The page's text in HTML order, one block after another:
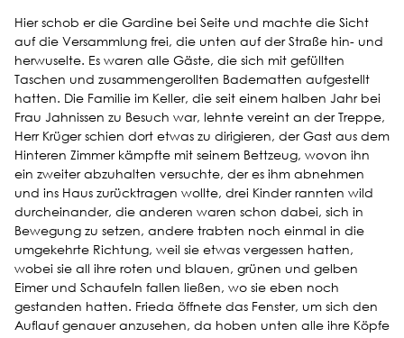
Hier schob er die Gardine bei Seite und machte die Sicht
auf die Versammlung frei, die unten auf der Straße hin- und
herwuselte. Es waren alle Gäste, die sich mit gefüllten
Taschen und zusammengerollten Badematten aufgestellt
hatten. Die Familie im Keller, die seit einem halben Jahr bei
Frau Jahnissen zu Besuch war, lehnte vereint an der Treppe,
Herr Krüger schien dort etwas zu dirigieren, der Gast aus dem
Hinteren Zimmer kämpfte mit seinem Bettzeug, wovon ihn
ein zweiter abzuhalten versuchte, der es ihm abnehmen
und ins Haus zurücktragen wollte, drei Kinder rannten wild
durcheinander, die anderen waren schon dabei, sich in
Bewegung zu setzen, andere trabten noch einmal in die
umgekehrte Richtung, weil sie etwas vergessen hatten,
wobei sie all ihre roten und blauen, grünen und gelben
Eimer und Schaufeln fallen ließen, wo sie eben noch
gestanden hatten. Frieda öffnete das Fenster, um sich den
Auflauf genauer anzusehen, da hoben unten alle ihre Köpfe